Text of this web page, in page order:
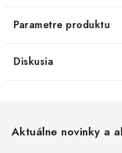
Parametre produktu
Diskusia
Aktuálne novinky a